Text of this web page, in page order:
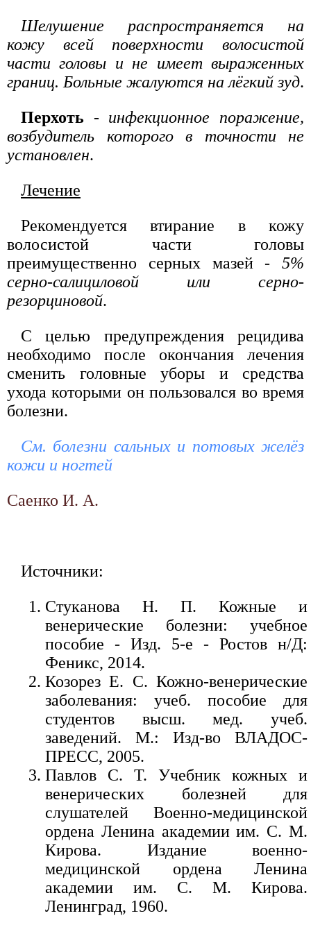
Шелушение распространяется на
кожу всей поверхности волосистой
части головы и не имеет выраженных
границ. Больные жалуются на лёгкий зуд.
Перхоть - инфекционное поражение,
возбудитель которого в точности не
установлен.
Лечение
Рекомендуется втирание в кожу
волосистой части головы
преимущественно серных мазей - 5%
серно-салициловой или серно-
резорциновой.
С целью предупреждения рецидива
необходимо после окончания лечения
сменить головные уборы и средства
ухода которыми он пользовался во время
болезни.
См. болезни сальных и потовых желёз
кожи и ногтей
Саенко И. А.
Источники:
Стуканова Н. П. Кожные и
венерические болезни: учебное
пособие - Изд. 5-е - Ростов н/Д:
Феникс, 2014.
Козорез Е. С. Кожно-венерические
заболевания: учеб. пособие для
студентов высш. мед. учеб.
заведений. М.: Изд-во ВЛАДОС-
ПРЕСС, 2005.
Павлов С. Т. Учебник кожных и
венерических болезней для
слушателей Военно-медицинской
ордена Ленина академии им. С. М.
Кирова. Издание военно-
медицинской ордена Ленина
академии им. С. М. Кирова.
Ленинград, 1960.